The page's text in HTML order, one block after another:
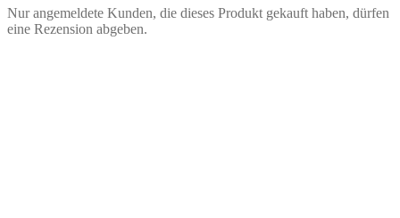
Nur angemeldete Kunden, die dieses Produkt gekauft haben, dürfen
eine Rezension abgeben.